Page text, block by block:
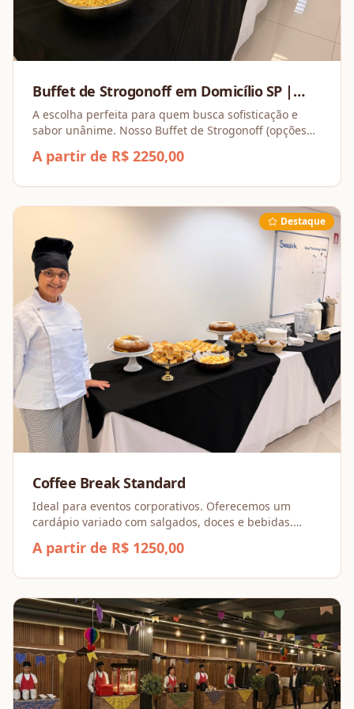
Buffet de Strogonoff em Domicílio SP |
Montando Festa | Orçamento
A escolha perfeita para quem busca sofisticação e
sabor unânime. Nosso Buffet de Strogonoff (opções
soltinho, batata palha crocante e uma deliciosa salada
A partir de R$ 2250,00
Destaque
Coffee Break Standard
Ideal para eventos corporativos. Oferecemos um
cardápio variado com salgados, doces e bebidas.
mesa para o sucesso da sua pausa.
A partir de R$ 1250,00